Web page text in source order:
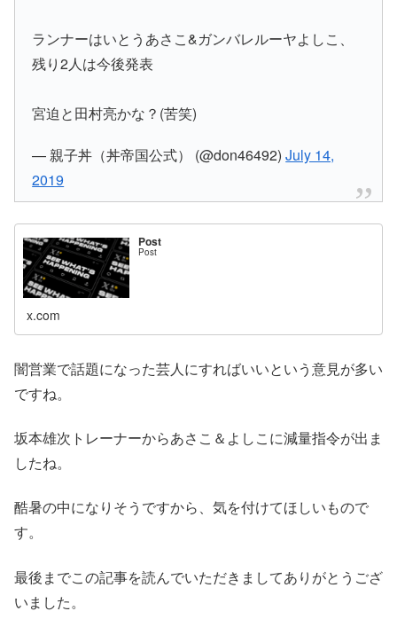
ランナーはいとうあさこ&ガンバレルーヤよしこ、
残り2人は今後発表
宮迫と田村亮かな？(苦笑)
— 親子丼（丼帝国公式） (@don46492)July 14,
2019
Post
Post
x.com
闇営業で話題になった芸人にすればいいという意見が多い
ですね。
坂本雄次トレーナーからあさこ＆よしこに減量指令が出ま
したね。
酷暑の中になりそうですから、気を付けてほしいもので
す。
最後までこの記事を読んでいただきましてありがとうござ
いました。